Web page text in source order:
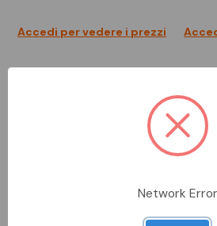
Accedi per vedere i prezzi
Network Error